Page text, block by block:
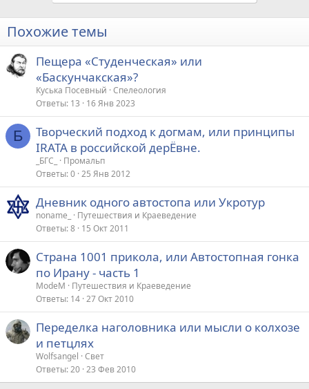
Похожие темы
Пещера «Студенческая» или
«Баскунчакская»?
Куська Посевный Спелеология
Ответы 13 16 Янв 2023
Б
Творческий подход к догмам, или принципы
IRATA в российской дерЁвне.
_БГС_
Промальп
Ответы 0 25 Янв 2012
Дневник одного автостопа или Укротур
noname_
Путешествия и Краеведение
Ответы 8 15 Окт 2011
Страна 1001 прикола, или Автостопная гонка
по Ирану - часть 1
ModeM
Путешествия и Краеведение
Ответы 14 27 Окт 2010
Переделка наголовника или мысли о колхозе
и петцлях
Wolfsangel Свет
Ответы 20 23 Фев 2010